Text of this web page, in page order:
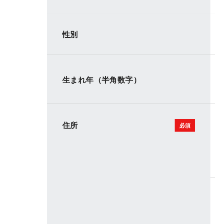
性別
生まれ年（半角数字）
住所